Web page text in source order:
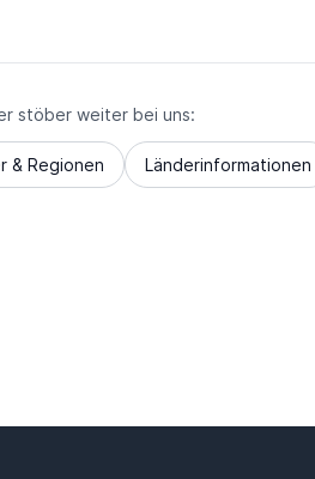
stöber weiter bei uns:
& Regionen Länderinformationen